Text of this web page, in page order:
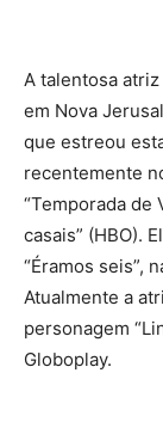
A talentosa
em Nova
que estreou
recentemente
“Temporada de
casais” (HBO).
“Éramos seis”,
Atualmente a
personagem
Globoplay.